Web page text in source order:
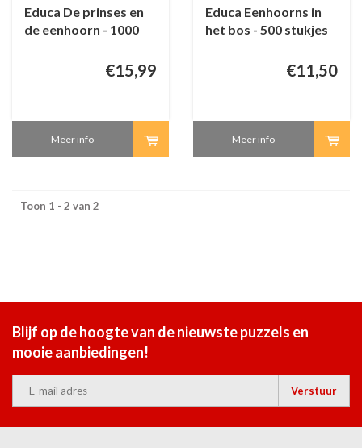
Educa De prinses en
de eenhoorn - 1000
€15,99
Meer info
Educa Eenhoorns in
het bos - 500 stukjes
€11,50
Meer info
Toon 1 - 2 van 2
Blijf op de hoogte van de nieuwste puzzels en
mooie aanbiedingen!
Verstuur